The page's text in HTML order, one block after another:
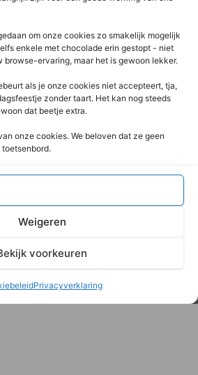
om onze cookies zo smakelijk mogelijk
enkele met chocolade erin gestopt - niet
browse-ervaring, maar het is gewoon lekker.
als je onze cookies niet accepteert, tja,
zonder taart. Het kan nog steeds
dat beetje extra.
onze cookies. We beloven dat ze geen
Weigeren
voorkeuren
Privacyverklaring
/ 1